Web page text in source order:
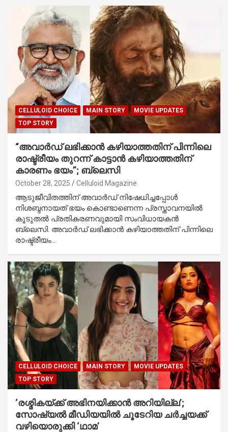
CELLULOID CHOICE MAIN STORY
MOVIE UPDATES
TOP STORY
“അവാർഡ് ലഭിക്കാൻ കഴിയാത്തതിന് പിന്നിലെ
രാഷ്ട്രീയം തുറന്ന് കാട്ടാൻ കഴിയാത്തതിന്
കാരണം ഭയം”; ബ്ലെസി
October 28, 2025 Celluloid Magazine
ആടുജീവിതത്തിന് അവാർഡ് നിഷേധിച്ചപ്പോൾ
നിശബ്ദനായത് ഭയം കൊണ്ടാണെന്ന പ്രസ്താവനയിൽ
കൂടുതൽ പ്രതികരണവുമായി സംവിധായകൻ
ബ്ലെസി. അവാർഡ് ലഭിക്കാൻ കഴിയാത്തതിന് പിന്നിലെ
രാഷ്ട്രീയം…
CELLULOID CHOICE MAIN STORY
MOVIE UPDATES
TOP STORY
‘രശ്മികയ്ക്ക് അഭിനയിക്കാന്‍ അറിയില്ല’;
സോഷ്യല്‍ മീഡിയയില്‍ ചൂടേറിയ ചർച്ചയക്ക്
വഴിയൊരുക്കി ‘ഥാമ’